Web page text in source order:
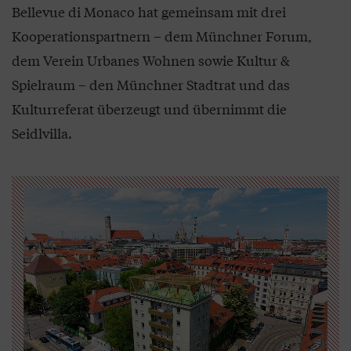
Bellevue di Monaco hat gemeinsam mit drei
Kooperationspartnern – dem Münchner Forum,
dem Verein Urbanes Wohnen sowie Kultur &
Spielraum – den Münchner Stadtrat und das
Kulturreferat überzeugt und übernimmt die
Seidlvilla.